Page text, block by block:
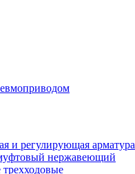
и регулирующая арматура
нержавеющий